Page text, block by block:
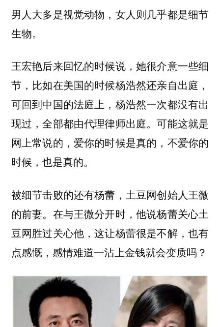
男人大多是视觉动物，女人则几乎都是细节
生物。
王宏艳后来回忆的时候说，她很介意一些细
节，比如在美国的时候杨浩然还亲自出庭，
可回到中国的法庭上，杨浩然一次都没有出
现过，全部都由代理律师出庭。可能这就是
网上常说的，爱你的时候是真的，不爱你的
时候，也是真的。
被细节击败的还有杨蕾，土豆网创始人王微
的前妻。在与王微分开时，他说杨蕾关心土
豆网胜过关心他，这让杨蕾很是不解，也有
点感慨，感情难道一沾上金钱就会变质吗？